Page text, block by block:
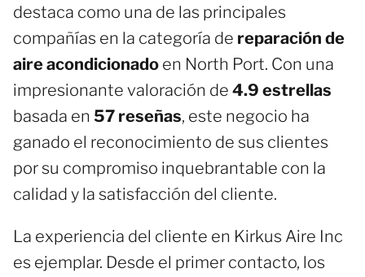
destaca como una de las principales
compañías en la categoría de reparación de
aire acondicionado en North Port. Con una
impresionante valoración de 4.9 estrellas
basada en 57 reseñas, este negocio ha
ganado el reconocimiento de sus clientes
por su compromiso inquebrantable con la
calidad y la satisfacción del cliente.
La experiencia del cliente en Kirkus Aire Inc
es ejemplar. Desde el primer contacto, los